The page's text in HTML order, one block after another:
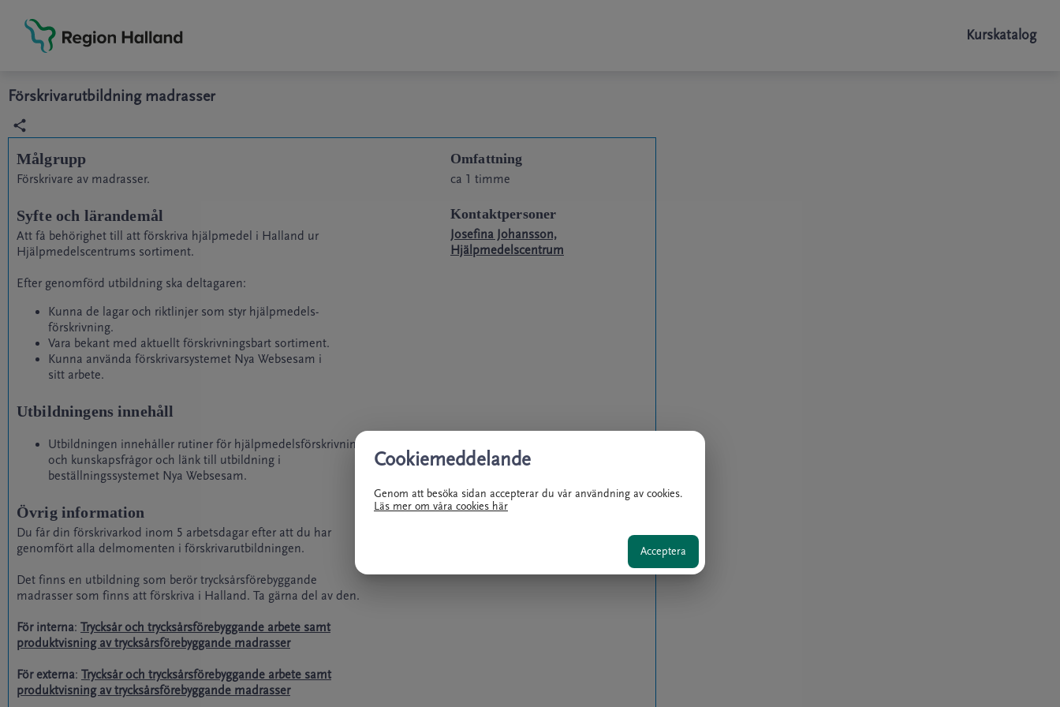
Portal
Kurskatalog
Förskrivarutbildning madrasser
Målgrupp
Förskrivare av madrasser.
Syfte och lärandemål
Att få behörighet till att förskriva hjälpmedel i Halland ur
Hjälpmedelscentrums sortiment.
Efter genomförd utbildning ska deltagaren:
Kunna de lagar och riktlinjer som styr hjälpmedels-
förskrivning.
Vara bekant med aktuellt förskrivningsbart sortiment.
Kunna använda förskrivarsystemet Nya Websesam i
sitt arbete.
Utbildningens innehåll
Utbildningen innehåller rutiner för hjälpmedelsförskrivning
och kunskapsfrågor och länk till utbildning i
beställningssystemet Nya Websesam.
Övrig information
Du får din förskrivarkod inom 5 arbetsdagar efter att du har
genomfört alla delmomenten i förskrivarutbildningen.
Det finns en utbildning som berör trycksårsförebyggande
madrasser som finns att förskriva i Halland. Ta gärna del av den.
För interna: Trycksår och trycksårsförebyggande arbete samt
produktvisning av trycksårsförebyggande madrasser
För externa: Trycksår och trycksårsförebyggande arbete samt
produktvisning av trycksårsförebyggande madrasser
Omfattning
ca 1 timme
Kontaktpersoner
Josefina Johansson,
Hjälpmedelscentrum
Cookiemeddelande
Genom att besöka sidan accepterar du vår användning av cookies.
Läs mer om våra cookies här
Acceptera